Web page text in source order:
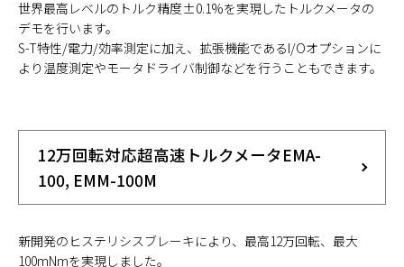
世界最高レベルのトルク精度±0.1%を実現したトルクメータの
デモを行います。
S-T特性/電力/効率測定に加え、拡張機能であるI/Oオプションに
より温度測定やモータドライバ制御などを行うこともできます。
12万回転対応超高速トルクメータEMA-
100, EMM-100M
新開発のヒステリシスブレーキにより、最高12万回転、最大
100mNmを実現しました。